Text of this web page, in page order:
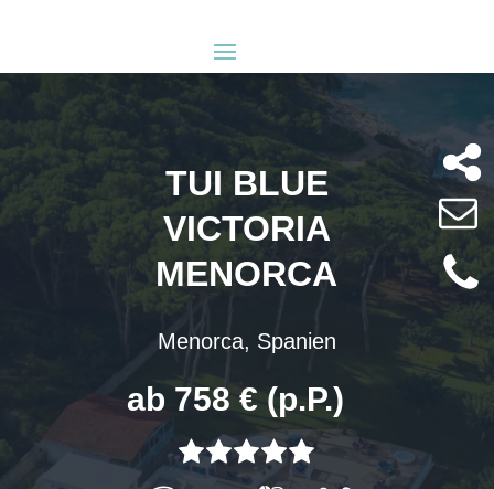
TUI BLUE
VICTORIA
MENORCA
Menorca, Spanien
ab 758 € (p.P.)